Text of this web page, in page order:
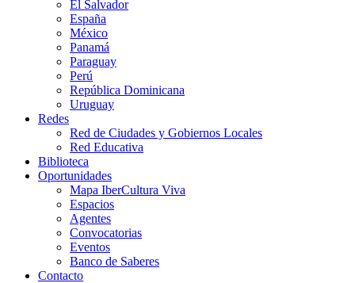
El Salvador
España
México
Panamá
Paraguay
Perú
República Dominicana
Uruguay
Redes
Red de Ciudades y Gobiernos Locales
Red Educativa
Biblioteca
Oportunidades
Mapa IberCultura Viva
Espacios
Agentes
Convocatorias
Eventos
Banco de Saberes
Contacto